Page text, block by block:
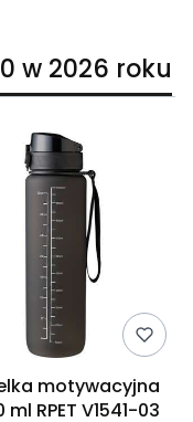
w 2026 roku
motywacyjna
ml RPET V1541-03